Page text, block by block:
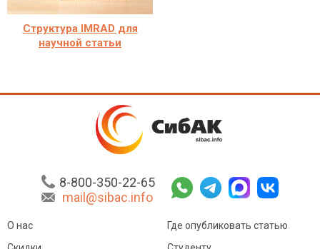
Структура IMRAD для
научной статьи
8-800-350-22-65
mail@sibac.info
О нас
Где опубликовать статью